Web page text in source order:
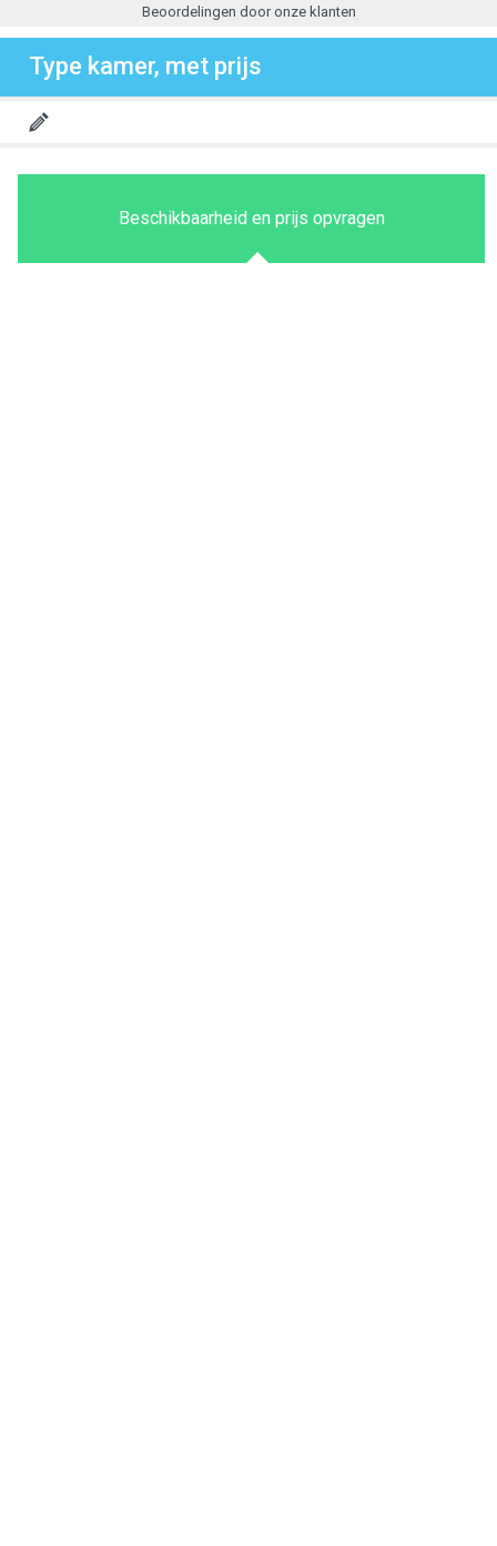
Beoordelingen door onze klanten
Type kamer, met prijs
Beschikbaarheid en prijs opvragen